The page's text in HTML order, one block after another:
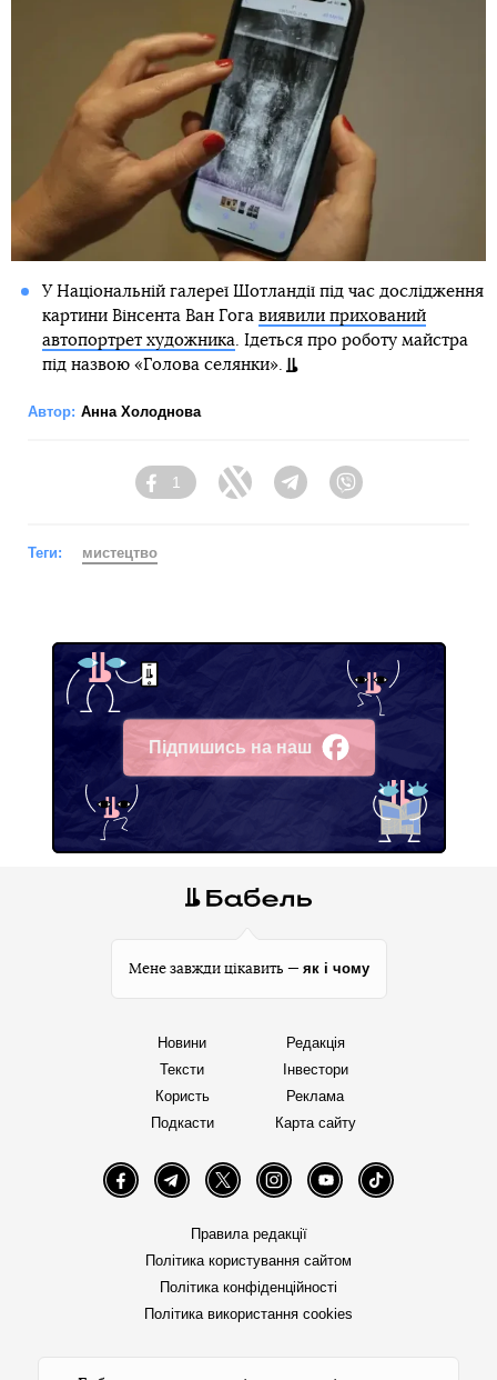
У Національній галереї Шотландії під час дослідження
картини Вінсента Ван Гога виявили прихований
автопортрет художника. Ідеться про роботу майстра
під назвою «Голова селянки».
Автор: Анна Холоднова
Facebook
1
Twitter Telegram
Теги: мистецтво
Підпишись на наш
Facebook
Мене завжди цікавить — як і чому
Новини
Тексти
Користь
Подкасти
Редакція
Інвестори
Реклама
Карта сайту
FacebookTelegramTwitter InstagramYouTube TikTok
Правила редакції
Політика користування сайтом
Політика конфіденційності
Політика використання cookies